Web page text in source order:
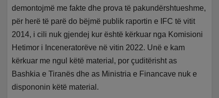
demontojmë me fakte dhe prova të pakundërshtueshme,
për herë të parë do bëjmë publik raportin e IFC të vitit
2014, i cili nuk gjendej kur është kërkuar nga Komisioni
Hetimor i Inceneratorëve në vitin 2022. Unë e kam
kërkuar me ngul këtë material, por çuditërisht as
Bashkia e Tiranës dhe as Ministria e Financave nuk e
dispononin këtë material.